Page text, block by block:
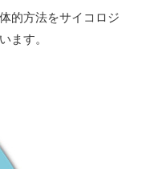
的方法をサイコロジ
ます。